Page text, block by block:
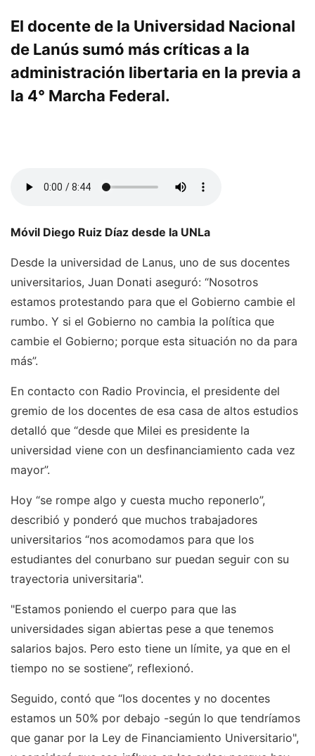
El docente de la Universidad Nacional
de Lanús sumó más críticas a la
administración libertaria en la previa a
la 4° Marcha Federal.
Móvil Diego Ruiz Díaz desde la UNLa
Desde la universidad de Lanus, uno de sus docentes
universitarios, Juan Donati aseguró: “Nosotros
estamos protestando para que el Gobierno cambie el
rumbo. Y si el Gobierno no cambia la política que
cambie el Gobierno; porque esta situación no da para
más”.
En contacto con Radio Provincia, el presidente del
gremio de los docentes de esa casa de altos estudios
detalló que “desde que Milei es presidente la
universidad viene con un desfinanciamiento cada vez
mayor”.
Hoy “se rompe algo y cuesta mucho reponerlo”,
describió y ponderó que muchos trabajadores
universitarios “nos acomodamos para que los
estudiantes del conurbano sur puedan seguir con su
trayectoria universitaria".
"Estamos poniendo el cuerpo para que las
universidades sigan abiertas pese a que tenemos
salarios bajos. Pero esto tiene un límite, ya que en el
tiempo no se sostiene”, reflexionó.
Seguido, contó que “los docentes y no docentes
estamos un 50% por debajo -según lo que tendríamos
que ganar por la Ley de Financiamiento Universitario",